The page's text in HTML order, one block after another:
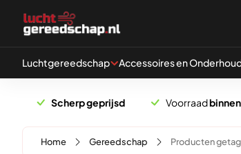
Luchtgereedschap Accessoires en
Scherp geprijsd Voorraad
Home Gereedschap Producten